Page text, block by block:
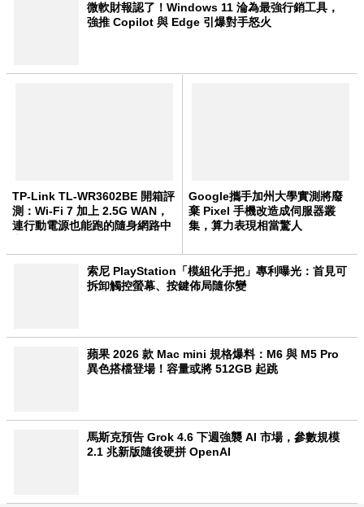
微軟財報認了！Windows 11 淪為最強行銷工具，
強推 Copilot 與 Edge 引爆對手怒火
TP-Link TL-WR3602BE 開箱評
測：Wi-Fi 7 加上 2.5G WAN，
連行動電源也能跑的隨身網路中
Google攜手加州大學實測將廢
棄 Pixel 手機改造成伺服器叢
集，算力表現相當驚人
索尼 PlayStation「模組化手把」專利曝光：首見可
拆卸觸控螢幕、按鍵佈局隨你變
蘋果 2026 款 Mac mini 規格爆料：M6 與 M5 Pro
異色搭檔登場！容量或將 512GB 起跳
馬斯克預告 Grok 4.6 下週強襲 AI 市場，參數規模
2.1 兆新版隨後硬拼 OpenAI